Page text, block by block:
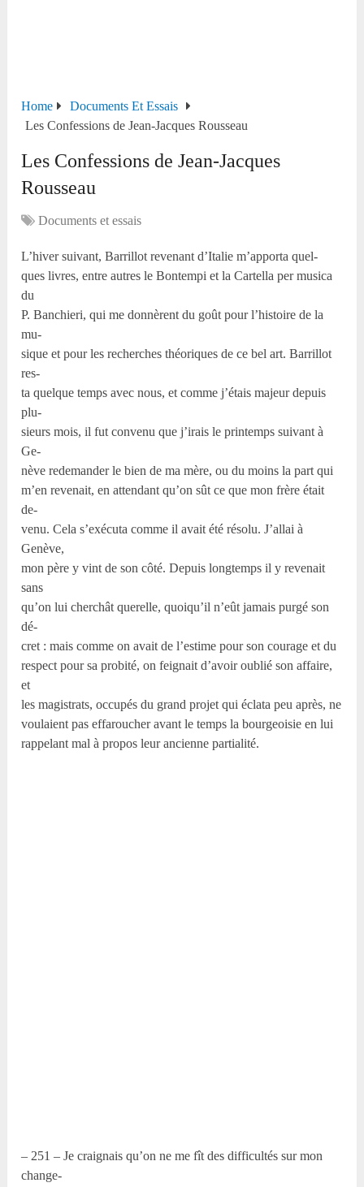
Home
Documents Et Essais
Les Confessions de Jean-Jacques Rousseau
Les Confessions de Jean-Jacques
Rousseau
Documents et essais
L’hiver suivant, Barrillot revenant d’Italie m’apporta quel-
ques livres, entre autres le Bontempi et la Cartella per musica
du
P. Banchieri, qui me donnèrent du goût pour l’histoire de la
mu-
sique et pour les recherches théoriques de ce bel art. Barrillot
res-
ta quelque temps avec nous, et comme j’étais majeur depuis
plu-
sieurs mois, il fut convenu que j’irais le printemps suivant à
Ge-
nève redemander le bien de ma mère, ou du moins la part qui
m’en revenait, en attendant qu’on sût ce que mon frère était
de-
venu. Cela s’exécuta comme il avait été résolu. J’allai à
Genève,
mon père y vint de son côté. Depuis longtemps il y revenait
sans
qu’on lui cherchât querelle, quoiqu’il n’eût jamais purgé son
dé-
cret : mais comme on avait de l’estime pour son courage et du
respect pour sa probité, on feignait d’avoir oublié son affaire,
et
les magistrats, occupés du grand projet qui éclata peu après, ne
voulaient pas effaroucher avant le temps la bourgeoisie en lui
rappelant mal à propos leur ancienne partialité.
– 251 – Je craignais qu’on ne me fît des difficultés sur mon
change-